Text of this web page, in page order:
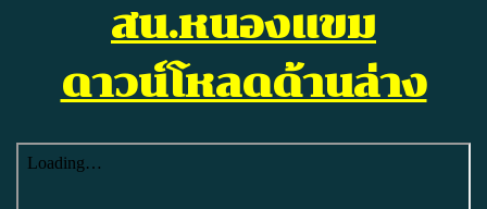
สน.หนองแขม
ดาวน์โหลดด้านล่าง